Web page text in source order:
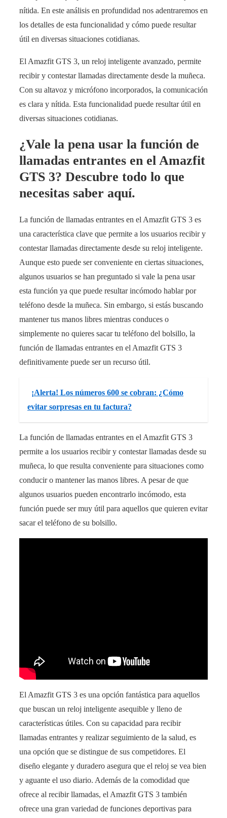
nítida. En este análisis en profundidad nos adentraremos en
los detalles de esta funcionalidad y cómo puede resultar
útil en diversas situaciones cotidianas.
El Amazfit GTS 3, un reloj inteligente avanzado, permite
recibir y contestar llamadas directamente desde la muñeca.
Con su altavoz y micrófono incorporados, la comunicación
es clara y nítida. Esta funcionalidad puede resultar útil en
diversas situaciones cotidianas.
¿Vale la pena usar la función de
llamadas entrantes en el Amazfit
GTS 3? Descubre todo lo que
necesitas saber aquí.
La función de llamadas entrantes en el Amazfit GTS 3 es
una característica clave que permite a los usuarios recibir y
contestar llamadas directamente desde su reloj inteligente.
Aunque esto puede ser conveniente en ciertas situaciones,
algunos usuarios se han preguntado si vale la pena usar
esta función ya que puede resultar incómodo hablar por
teléfono desde la muñeca. Sin embargo, si estás buscando
mantener tus manos libres mientras conduces o
simplemente no quieres sacar tu teléfono del bolsillo, la
función de llamadas entrantes en el Amazfit GTS 3
definitivamente puede ser un recurso útil.
¡Alerta! Los números 600 se cobran: ¿Cómo
evitar sorpresas en tu factura?
La función de llamadas entrantes en el Amazfit GTS 3
permite a los usuarios recibir y contestar llamadas desde su
muñeca, lo que resulta conveniente para situaciones como
conducir o mantener las manos libres. A pesar de que
algunos usuarios pueden encontrarlo incómodo, esta
función puede ser muy útil para aquellos que quieren evitar
sacar el teléfono de su bolsillo.
El Amazfit GTS 3 es una opción fantástica para aquellos
que buscan un reloj inteligente asequible y lleno de
características útiles. Con su capacidad para recibir
llamadas entrantes y realizar seguimiento de la salud, es
una opción que se distingue de sus competidores. El
diseño elegante y duradero asegura que el reloj se vea bien
y aguante el uso diario. Además de la comodidad que
ofrece al recibir llamadas, el Amazfit GTS 3 también
ofrece una gran variedad de funciones deportivas para